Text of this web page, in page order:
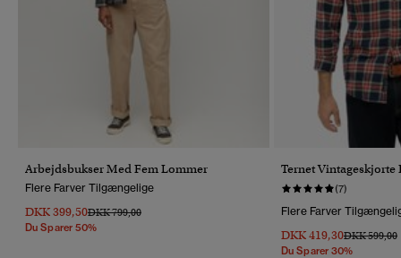
Arbejdsbukser Med Fem Lommer
Flere Farver Tilgængelige
DKK 399,50Pris Nedsat Fra
DKK 799,00Til
Du Sparer 50%
Ternet
(7)
Flere Farver
DKK 419,30Pris Nedsat
DKK 599,00
Du Sparer 30%